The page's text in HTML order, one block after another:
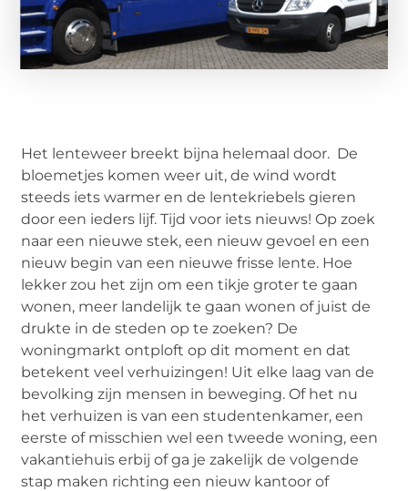
Het lenteweer breekt bijna helemaal door. De
bloemetjes komen weer uit, de wind wordt
steeds iets warmer en de lentekriebels gieren
door een ieders lijf. Tijd voor iets nieuws! Op zoek
naar een nieuwe stek, een nieuw gevoel en een
nieuw begin van een nieuwe frisse lente. Hoe
lekker zou het zijn om een tikje groter te gaan
wonen, meer landelijk te gaan wonen of juist de
drukte in de steden op te zoeken? De
woningmarkt ontploft op dit moment en dat
betekent veel verhuizingen! Uit elke laag van de
bevolking zijn mensen in beweging. Of het nu
het verhuizen is van een studentenkamer, een
eerste of misschien wel een tweede woning, een
vakantiehuis erbij of ga je zakelijk de volgende
stap maken richting een nieuw kantoor of